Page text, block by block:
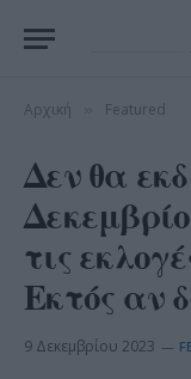
Αρχική Featured
Δεν θα
τις
Εκτός αν
9 Δεκεμβρίου 2023